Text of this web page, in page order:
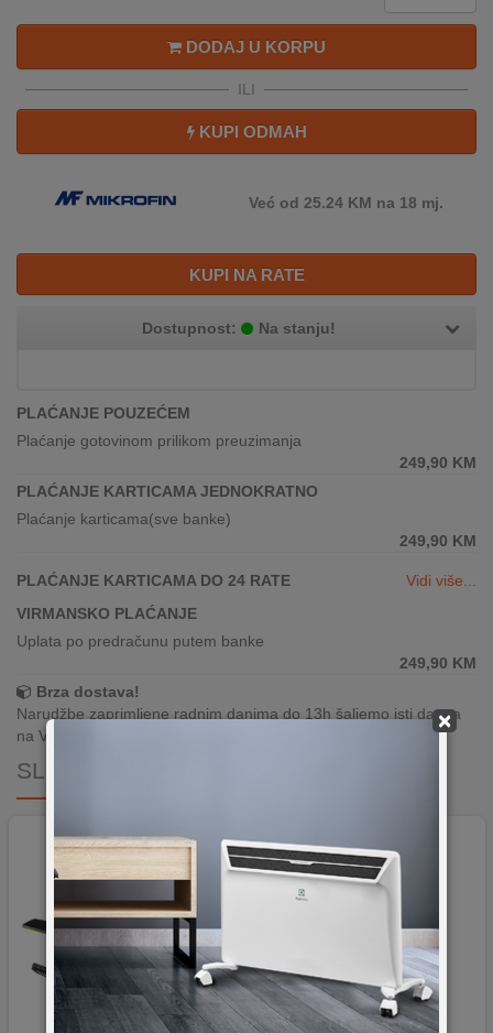
O
KUPITI?
OZNAKE
UČINKOVITOSTI
DIGITALIS
×
DODAJ U KORPU
ILI
KUPI ODMAH
Već od 25.24 KM na 18 mj.
KUPI NA RATE
Dostupnost: Na stanju!
PLAĆANJE POUZEĆEM
Plaćanje gotovinom prilikom preuzimanja
249,90 KM
PLAĆANJE KARTICAMA JEDNOKRATNO
Plaćanje karticama(sve banke)
249,90 KM
PLAĆANJE KARTICAMA DO 24 RATE
Vidi više...
VIRMANSKO PLAĆANJE
Uplata po predračunu putem banke
249,90 KM
Brza dostava!
Narudžbe zaprimljene radnim danima do 13h šaljemo isti dan, a
na Vašoj adresi paket je već za 24–48h.
SLIČNI PROIZVODI